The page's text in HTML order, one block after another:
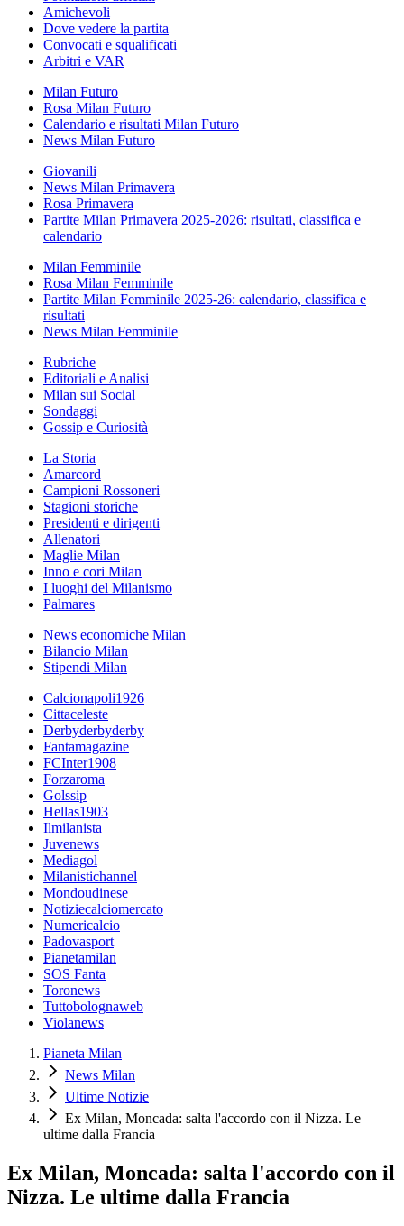
Amichevoli
Dove vedere la partita
Convocati e squalificati
Arbitri e VAR
Milan Futuro
Rosa Milan Futuro
Calendario e risultati Milan Futuro
News Milan Futuro
Giovanili
News Milan Primavera
Rosa Primavera
Partite Milan Primavera 2025-2026: risultati, classifica e
calendario
Milan Femminile
Rosa Milan Femminile
Partite Milan Femminile 2025-26: calendario, classifica e
risultati
News Milan Femminile
Rubriche
Editoriali e Analisi
Milan sui Social
Sondaggi
Gossip e Curiosità
La Storia
Amarcord
Campioni Rossoneri
Stagioni storiche
Presidenti e dirigenti
Allenatori
Maglie Milan
Inno e cori Milan
I luoghi del Milanismo
Palmares
News economiche Milan
Bilancio Milan
Stipendi Milan
Calcionapoli1926
Cittaceleste
Derbyderbyderby
Fantamagazine
FCInter1908
Forzaroma
Golssip
Hellas1903
Ilmilanista
Juvenews
Mediagol
Milanistichannel
Mondoudinese
Notiziecalciomercato
Numericalcio
Padovasport
Pianetamilan
SOS Fanta
Toronews
Tuttobolognaweb
Violanews
Pianeta Milan
News Milan
Ultime Notizie
Ex Milan, Moncada: salta l'accordo con il Nizza. Le
ultime dalla Francia
Ex Milan, Moncada: salta l'accordo con il
Nizza. Le ultime dalla Francia